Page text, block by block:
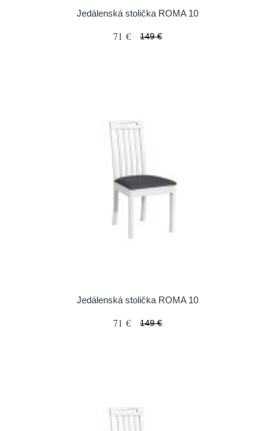
Jedálenská stolička ROMA 10
71 € 149 €
Jedálenská stolička ROMA 10
71 € 149 €